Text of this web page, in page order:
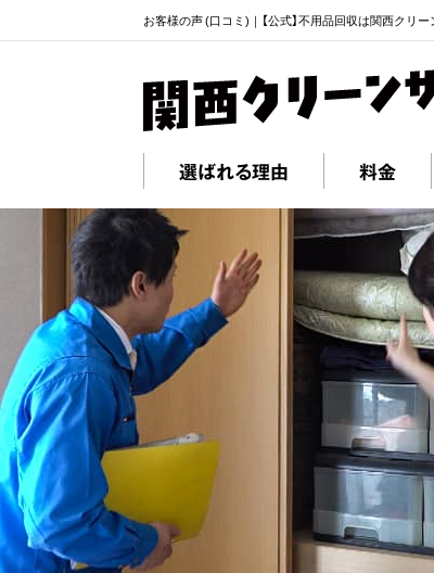
お客様の声 (口コミ)｜【公式】不用品回収は関西クリー
選ばれる理由 料金